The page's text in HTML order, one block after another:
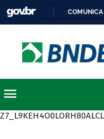
COMUNICA